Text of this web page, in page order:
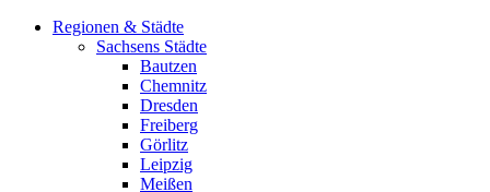
Regionen & Städte
Sachsens Städte
Bautzen
Chemnitz
Dresden
Freiberg
Görlitz
Leipzig
Meißen